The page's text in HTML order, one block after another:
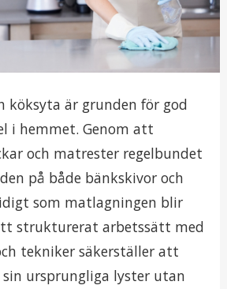
köksyta är grunden för god
i hemmet. Genom att
och matrester regelbundet
på både bänkskivor och
som matlagningen blir
strukturerat arbetssätt med
tekniker säkerställer att
ursprungliga lyster utan